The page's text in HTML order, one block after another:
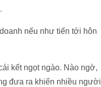
nếu như tiến tới hôn
kết ngọt ngào. Nào ngờ,
đưa ra khiến nhiều người